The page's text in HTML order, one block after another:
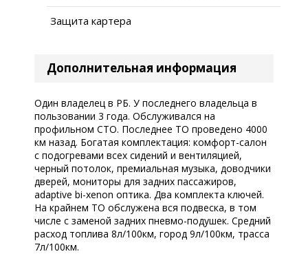
Защита картера
Дополнительная информация
Один владелец в РБ. У последнего владельца в
пользовании 3 года. Обслуживался на
профильном СТО. Последнее ТО проведено 4000
км назад. Богатая комплектация: комфорт-салон
с подогревами всех сидений и вентиляцией,
черный потолок, премиальная музыка, доводчики
дверей, мониторы для задних пассажиров,
adaptive bi-xenon оптика. Два комплекта ключей.
На крайнем ТО обслужена вся подвеска, в том
числе с заменой задних пневмо-подушек. Средний
расход топлива 8л/100км, город 9л/100км, трасса
7л/100км.